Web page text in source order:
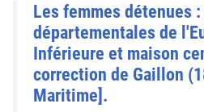
Les femmes détenues
départementales de
Inférieure et maison
correction de Gaillon
Maritime].